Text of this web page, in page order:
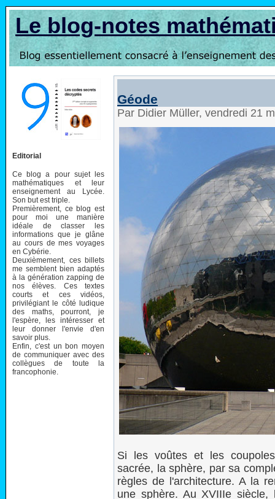
Le blog-notes
Editorial
Ce blog a pour sujet les
mathématiques et leur
enseignement au Lycée.
Son but est triple.
Premièrement, ce blog est
pour moi une manière
idéale de classer les
informations que je glâne
au cours de mes voyages
en Cybérie.
Deuxièmement, ces billets
me semblent bien adaptés
à la génération zapping de
nos élèves. Ces textes
courts et ces vidéos,
privilégiant le côté ludique
des maths, pourront, je
l'espère, les intéresser et
leur donner l'envie d'en
savoir plus.
Enfin, c'est un bon moyen
de communiquer avec des
collègues de toute la
francophonie.
Géode
Par Didier Müller, vendredi 21
Si les voûtes et les
sacrée, la sphère, par sa
règles de l'architecture. A la
une sphère. Au XVIIIe